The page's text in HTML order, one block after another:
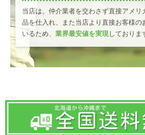
当店は、仲介業者を交わさず直接アメ
品を仕入れ、また当店より直接お客様の
いるため、 業界最安値を実現しておりま